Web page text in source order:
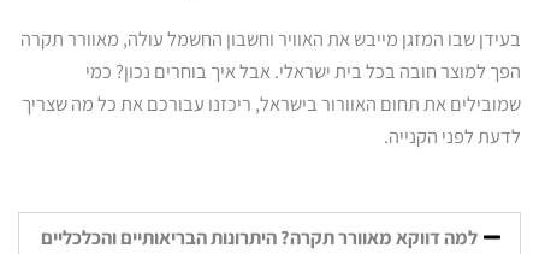
בעידן שבו המזגן מייבש את האוויר וחשבון החשמל עולה, מאוורר תקרה
הפך למוצר חובה בכל בית ישראלי. אבל איך בוחרים נכון? כמי
שמובילים את תחום האוורור בישראל, ריכזנו עבורכם את כל מה שצריך
לדעת לפני הקנייה.
למה דווקא מאוורר תקרה? היתרונות הבריאותיים והכלכליים